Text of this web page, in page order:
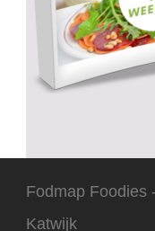
Fodmap Foodies
Katwijk